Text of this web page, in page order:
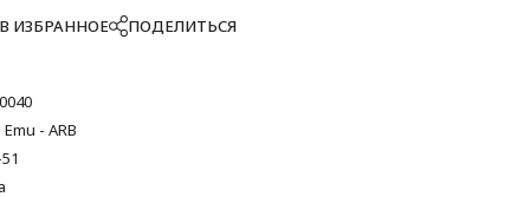
ИЗБРАННОЕ ПОДЕЛИТЬСЯ
- ARB